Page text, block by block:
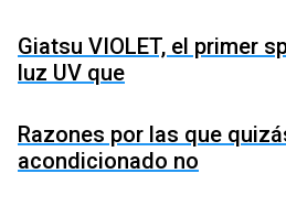
Giatsu VIOLET, el primer
luz UV que
Razones por las que
acondicionado no